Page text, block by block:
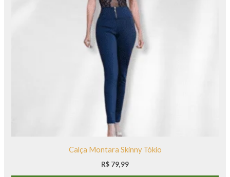
Calça Montara Skinny Tókio
R$ 79,99